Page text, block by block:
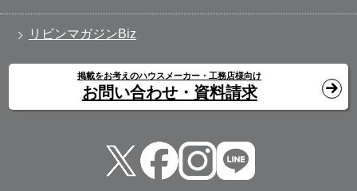
リビンマガジンBiz
掲載をお考えのハウスメーカー・工務店様向け
お問い合わせ・資料請求